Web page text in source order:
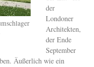
der
Londoner
Architekten,
der Ende
September
Äußerlich wie ein